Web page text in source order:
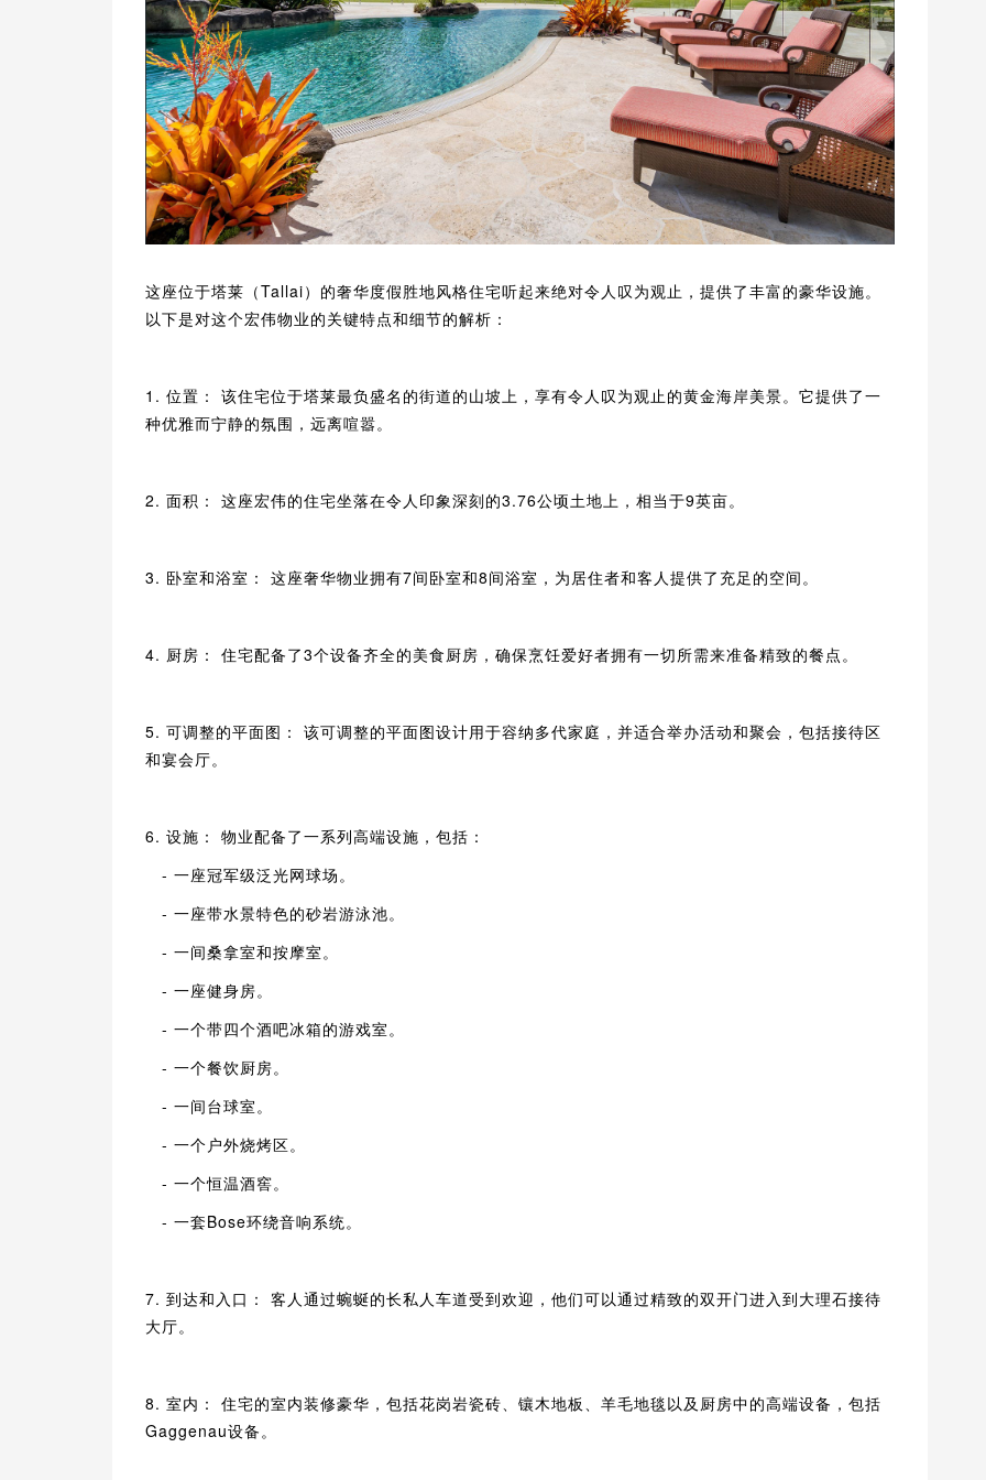
这座位于塔莱（Tallai）的奢华度假胜地风格住宅听起来绝对令人叹为观止，提供了丰富的豪华设施。
以下是对这个宏伟物业的关键特点和细节的解析：
1. 位置： 该住宅位于塔莱最负盛名的街道的山坡上，享有令人叹为观止的黄金海岸美景。它提供了一
种优雅而宁静的氛围，远离喧嚣。
2. 面积： 这座宏伟的住宅坐落在令人印象深刻的3.76公顷土地上，相当于9英亩。
3. 卧室和浴室： 这座奢华物业拥有7间卧室和8间浴室，为居住者和客人提供了充足的空间。
4. 厨房： 住宅配备了3个设备齐全的美食厨房，确保烹饪爱好者拥有一切所需来准备精致的餐点。
5. 可调整的平面图： 该可调整的平面图设计用于容纳多代家庭，并适合举办活动和聚会，包括接待区
和宴会厅。
6. 设施： 物业配备了一系列高端设施，包括：
- 一座冠军级泛光网球场。
- 一座带水景特色的砂岩游泳池。
- 一间桑拿室和按摩室。
- 一座健身房。
- 一个带四个酒吧冰箱的游戏室。
- 一个餐饮厨房。
- 一间台球室。
- 一个户外烧烤区。
- 一个恒温酒窖。
- 一套Bose环绕音响系统。
7. 到达和入口： 客人通过蜿蜒的长私人车道受到欢迎，他们可以通过精致的双开门进入到大理石接待
大厅。
8. 室内： 住宅的室内装修豪华，包括花岗岩瓷砖、镶木地板、羊毛地毯以及厨房中的高端设备，包括
Gaggenau设备。